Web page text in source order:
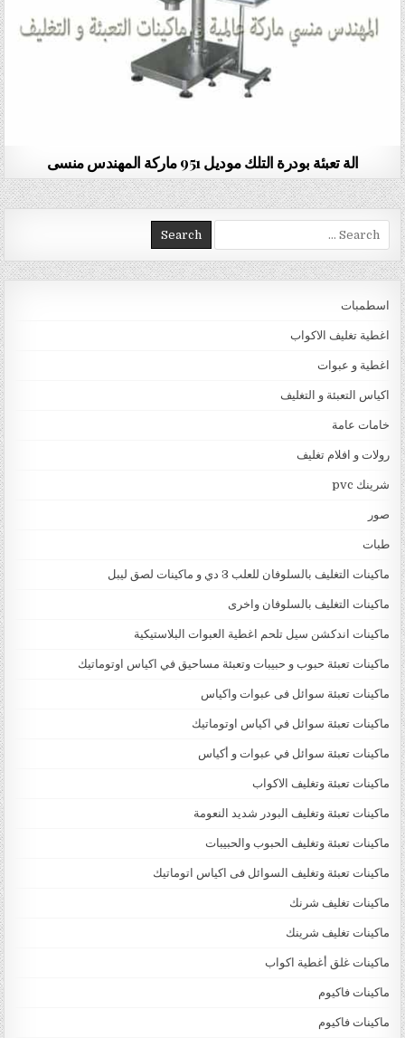
الة تعبئة بودرة التلك موديل 951 ماركة المهندس منسى
Search for:
اسطمبات
اغطية تغليف الاكواب
اغطية و عبوات
اكياس التعبئة و التغليف
خامات عامة
رولات و افلام تغليف
شرينك pvc
صور
طبات
ماكينات التغليف بالسلوفان للعلب 3 دي و ماكينات لصق ليبل
ماكينات التغليف بالسلوفان واخرى
ماكينات اندكشن سيل تلحم اغطية العبوات البلاستيكية
ماكينات تعبئة حبوب و حبيبات وتعبئة مساحيق في اكياس اوتوماتيك
ماكينات تعبئة سوائل فى عبوات واكياس
ماكينات تعبئة سوائل في اكياس اوتوماتيك
ماكينات تعبئة سوائل في عبوات و أكياس
ماكينات تعبئة وتغليف الاكواب
ماكينات تعبئة وتغليف البودر شديد النعومة
ماكينات تعبئة وتغليف الحبوب والحبيبات
ماكينات تعبئة وتغليف السوائل فى اكياس اتوماتيك
ماكينات تغليف شرنك
ماكينات تغليف شرينك
ماكينات غلق أغطية اكواب
ماكينات فاكيوم
ماكينات فاكيوم